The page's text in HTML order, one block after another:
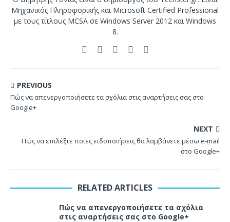
Μηχανικός Πληροφορικής και Microsoft Certified Professional
με τους τίτλους MCSA σε Windows Server 2012 και Windows
8.
PREVIOUS
Πώς να απενεργοποιήσετε τα σχόλια στις αναρτήσεις σας στο
Google+
NEXT
Πώς να επιλέξτε ποιες ειδοποιήσεις θα λαμβάνετε μέσω e-mail
στο Google+
RELATED ARTICLES
Πώς να απενεργοποιήσετε τα σχόλια
στις αναρτήσεις σας στο Google+